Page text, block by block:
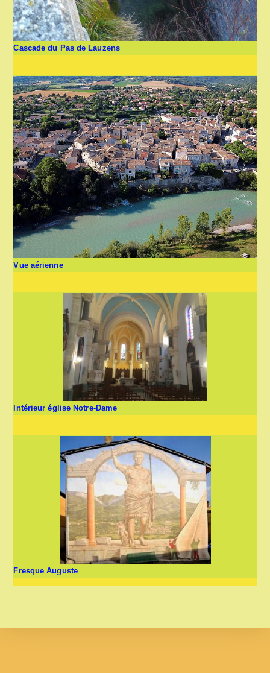
Cascade du Pas de Lauzens
Vue aérienne
Intérieur église Notre-Dame
Fresque Auguste